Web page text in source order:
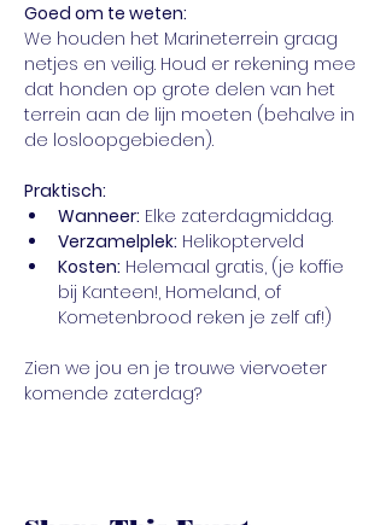
Goed om te weten:
We houden het Marineterrein graag
netjes en veilig. Houd er rekening mee
dat honden op grote delen van het
terrein aan de lijn moeten (behalve in
de losloopgebieden).
Praktisch:
Wanneer: Elke zaterdagmiddag.
Verzamelplek: Helikopterveld
Kosten: Helemaal gratis, (je koffie
bij Kanteen!, Homeland, of
Kometenbrood reken je zelf af!)
Zien we jou en je trouwe viervoeter
komende zaterdag?